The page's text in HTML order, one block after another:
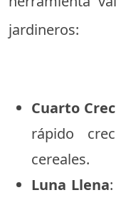
jardineros:
Cuarto
rápido
cereales.
Luna Llena